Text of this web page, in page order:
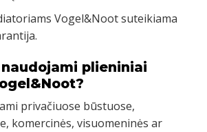
Vogel&Noot suteikiama
plieniniai
privačiuose būstuose,
komercinės, visuomeninės ar
5%
PIRMAM